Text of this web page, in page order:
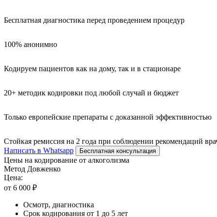
Бесплатная диагностика перед проведением процедур
100% анонимно
Кодируем пациентов как на дому, так и в стационаре
20+ методик кодировки под любой случай и бюджет
Только европейские препараты с доказанной эффективностью
Стойкая ремиссия на 2 года при соблюдении рекомендаций
Написать в Whatsapp
Бесплатная консультация
Цены на кодирование от алкоголизма
Метод Довженко
Цена:
от 6 000 ₽
Осмотр, диагностика
Срок кодирования от 1 до 5 лет